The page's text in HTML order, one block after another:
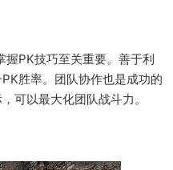
握PK技巧至关重要。善于利
胜率。团队协作也是成功的
可以最大化团队战斗力。